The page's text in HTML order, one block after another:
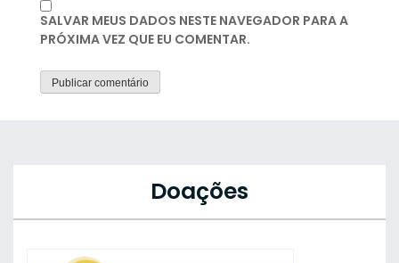
SALVAR MEUS DADOS NESTE NAVEGADOR PARA A
PRÓXIMA VEZ QUE EU COMENTAR.
Doações